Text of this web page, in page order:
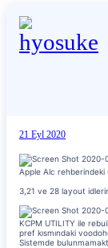
21 Eyl 2020
Apple Alc rehberindeki
3,21 ve 28 layout
KCPM UTILITY ile
pref kısmındaki
Sistemde